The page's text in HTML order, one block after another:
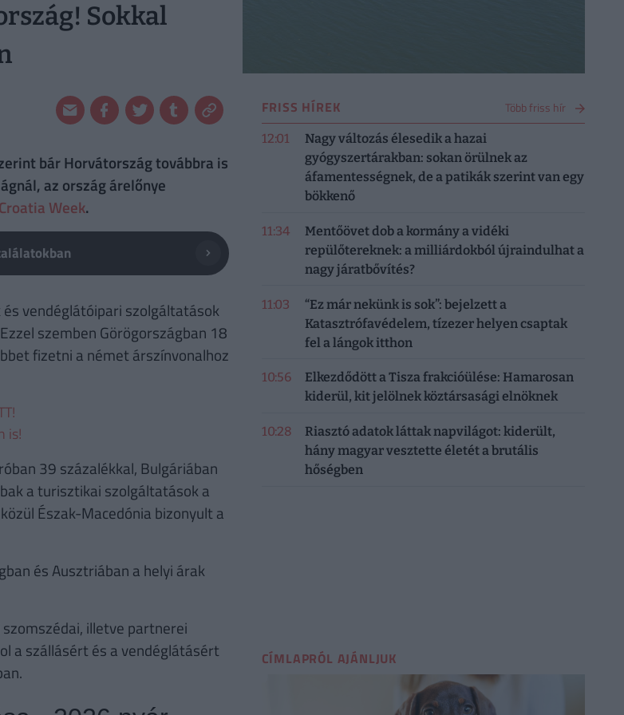
Sokkal
bár Horvátország továbbra is
az ország árelőnye
Croatia Week.
vendéglátóipari szolgáltatások
szemben Görögországban 18
fizetni a német árszínvonalhoz
is!
39 százalékkal, Bulgáriában
a turisztikai szolgáltatások a
Észak-Macedónia bizonyult a
és Ausztriában a helyi árak
illetve partnerei
a szállásért és a vendéglátásért
FRISS HÍREK Több friss hír
12:01
Nagy változás élesedik a hazai
gyógyszertárakban: sokan örülnek az
áfamentességnek, de a patikák szerint van egy
bökkenő
11:34
Mentőövet dob a kormány a vidéki
repülőtereknek: a milliárdokból újraindulhat a
nagy járatbővítés?
11:03
“Ez már nekünk is sok”: bejelzett a
Katasztrófavédelem, tízezer helyen csaptak
fel a lángok itthon
10:56
Elkezdődött a Tisza frakcióülése: Hamarosan
kiderül, kit jelölnek köztársasági elnöknek
10:28
Riasztó adatok láttak napvilágot: kiderült,
hány magyar vesztette életét a brutális
hőségben
CÍMLAPRÓL AJÁNLJUK